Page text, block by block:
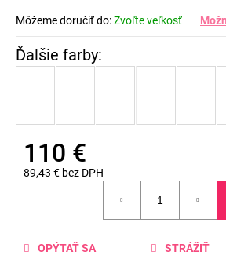
Môžeme doručiť do:Zvoľte veľkosť
110 €
89,43 € bez DPH
OPÝTAŤ SA STRÁŽIŤ